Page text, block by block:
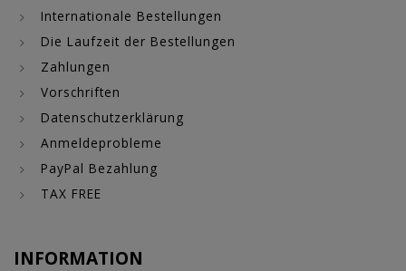
Internationale Bestellungen
Die Laufzeit der Bestellungen
Zahlungen
Vorschriften
Datenschutzerklärung
Anmeldeprobleme
PayPal Bezahlung
TAX FREE
INFORMATION